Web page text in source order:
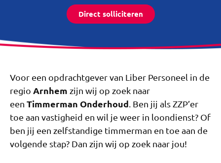
Direct solliciteren
Voor een opdrachtgever van Liber Personeel in de
regio Arnhem zijn wij op zoek naar
een Timmerman Onderhoud . Ben jij als ZZP’er
toe aan vastigheid en wil je weer in loondienst? Of
ben jij een zelfstandige timmerman en toe aan de
volgende stap? Dan zijn wij op zoek naar jou!